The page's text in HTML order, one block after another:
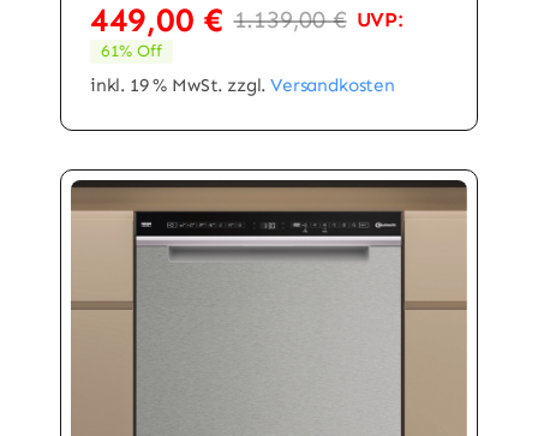
UVP:
1.139,00€
449,00 €
Aktueller
61% Off
inkl. 19 % MwSt. zzgl.Versandkosten